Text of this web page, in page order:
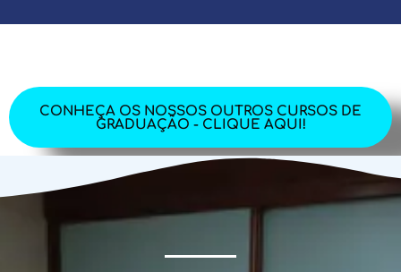
CONHEÇA OS NOSSOS OUTROS CURSOS DE
GRADUAÇÃO - CLIQUE AQUI!